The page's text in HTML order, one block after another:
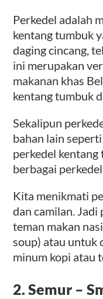
Perkedel adalah
kentang tumbuk
daging cincang,
ini merupakan
makanan khas
kentang tumbuk
Sekalipun
bahan lain
perkedel kentang
berbagai
Kita menikmati
dan camilan. Jadi
teman makan
soup) atau untuk
minum kopi atau
2.Semur –